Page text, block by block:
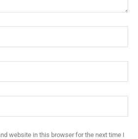
website in this browser for the next time I